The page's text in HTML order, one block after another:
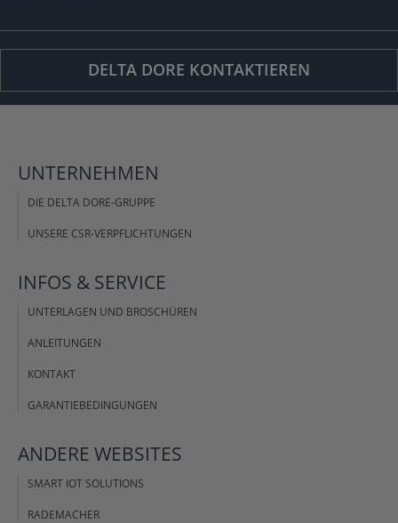
DELTA DORE KONTAKTIEREN
UNTERNEHMEN
DIE DELTA DORE-GRUPPE
UNSERE CSR-VERPFLICHTUNGEN
INFOS & SERVICE
UNTERLAGEN UND BROSCHÜREN
ANLEITUNGEN
KONTAKT
GARANTIEBEDINGUNGEN
ANDERE WEBSITES
SMART IOT SOLUTIONS
RADEMACHER